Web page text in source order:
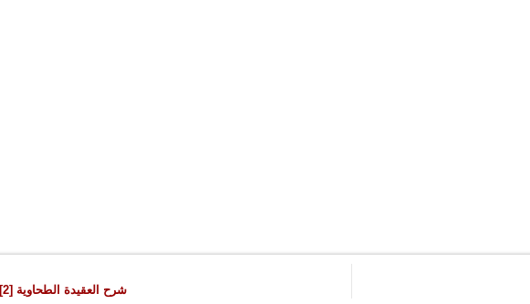
شرح العقيدة الطحاوية [2] – محاضرة (17)